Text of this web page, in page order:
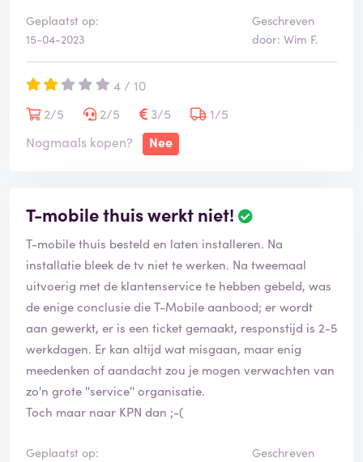
Geplaatst op:
15-04-2023
Geschreven
door: Wim F.
4 / 10
2/5
2/5 3/5
1/5
Nogmaals kopen?
Nee
T-mobile thuis werkt niet!
T-mobile thuis besteld en laten installeren. Na
installatie bleek de tv niet te werken. Na tweemaal
uitvoerig met de klantenservice te hebben gebeld, was
de enige conclusie die T-Mobile aanbood; er wordt
aan gewerkt, er is een ticket gemaakt, responstijd is 2-5
werkdagen. Er kan altijd wat misgaan, maar enig
meedenken of aandacht zou je mogen verwachten van
zo'n grote ''service'' organisatie.
Toch maar naar KPN dan ;-(
Geplaatst op:
Geschreven